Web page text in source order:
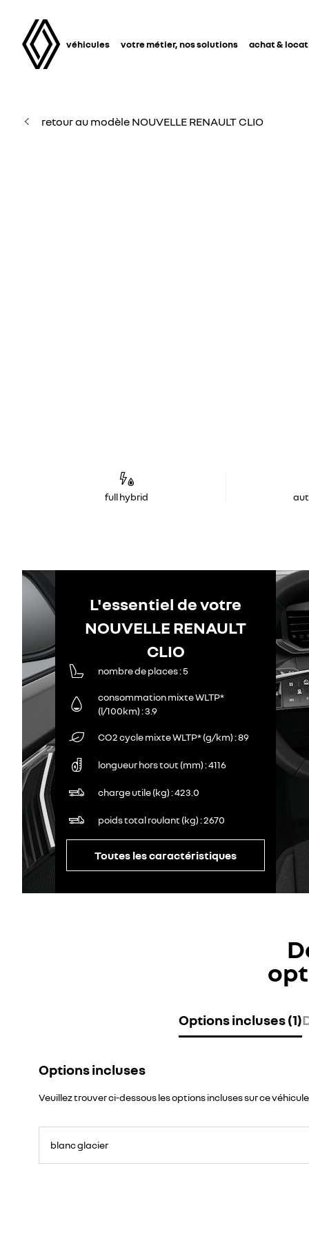
véhicules votre métier, nos solutions achat &
retour au modèle NOUVELLE RENAULT CLIO
full hybrid
L'essentiel de votre
NOUVELLE RENAULT
CLIO
nombre de places 5
consommation mixte WLTP*
(l/100km) 3.9
CO2 cycle mixte WLTP* (g/km) 89
longueur hors tout (mm) 4116
charge utile (kg) 423.0
poids total roulant (kg) 2670
Toutes les caractéristiques
Options incluses (1)
Options incluses
Veuillez trouver ci-dessous les options incluses sur ce véhicule
blanc glacier